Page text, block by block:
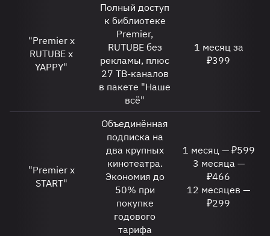
"Premier x
RUTUBE x
YAPPY"
Полный доступ
к библиотеке
Premier,
RUTUBE без
рекламы, плюс
27 ТВ-каналов
в пакете "Наше
всё"
1 месяц за
₽399
"Premier x
START"
Объединённая
подписка на
два крупных
кинотеатра.
Экономия до
50% при
покупке
годового
тарифа
1 месяц — ₽599
3 месяца —
₽466
12 месяцев —
₽299